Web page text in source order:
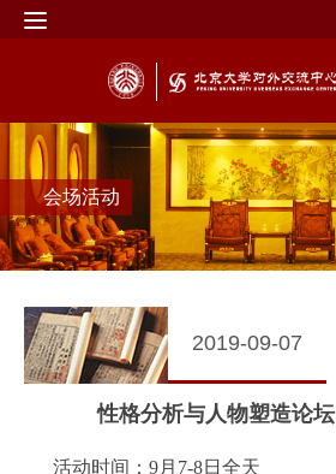
会场活动
2019-09-07
性格分析与人物塑造论坛
活动时间：9月7-8日全天